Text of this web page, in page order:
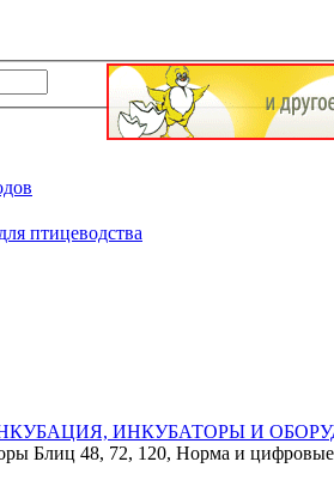
птицеводства
ИНКУБАТОРЫ И
Блиц 48, 72, 120, Норма и цифровые